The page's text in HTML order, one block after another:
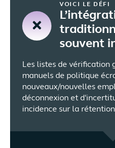
VOICI LE DÉFI
souvent
Les listes de vérification
manuels de politique
nouveaux/nouvelles
déconnexion et
incidence sur la